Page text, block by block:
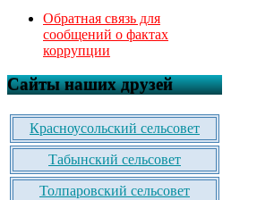
Обратная связь для
сообщений о фактах
коррупции
Сайты наших друзей
Красноусольский сельсовет
Табынский сельсовет
Толпаровский сельсовет